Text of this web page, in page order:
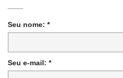
Seu nome: *
Seu e-mail: *